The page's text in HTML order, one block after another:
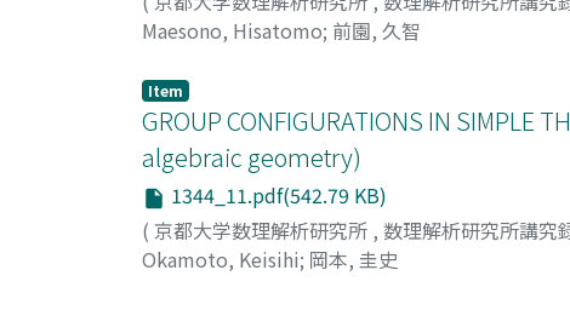
Maesono, Hisatomo; 前園, 久智
Item
GROUP CONFIGURATIONS IN
algebraic geometry)
1344_11.pdf(542.79 KB)
( 京都大学数理解析研究所 , 数理解析研究所講究
Okamoto, Keisihi; 岡本, 圭史